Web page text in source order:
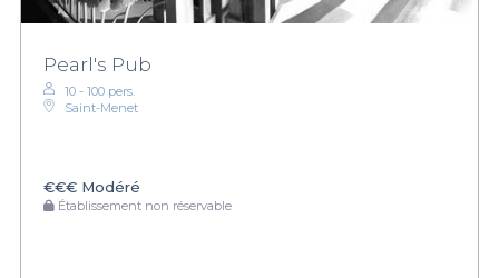
Pearl's Pub
10 - 100 pers.
Saint-Menet
€€€ Modéré
Établissement non réservable